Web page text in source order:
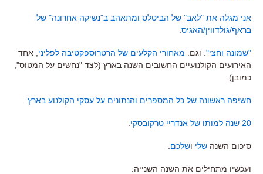
אני מגלה את "לאב" של הביטלס ומתאהב ב"נשיקה אחרונה" של
בראף/גולדווין/האגיס
"שמונה וחצי" . וגם: מאחורי הקלעים של הרטרוספקטיבה לפליני , אחד
האירועים הקולנועיים החשובים השנה בארץ (לצד "נחשים על המטוס",
כמובן).
חשיפה ראשונה של כל המספרים והנתונים על עסקי הקולנוע בארץ
20 שנה למותו של אנדריי טרקובסקי
סיכום השנה שלי ושלכם
ועכשיו מתחילים את השנה השנייה.